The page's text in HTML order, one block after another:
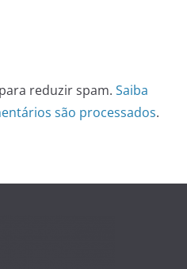
reduzir spam. Saiba
são processados.